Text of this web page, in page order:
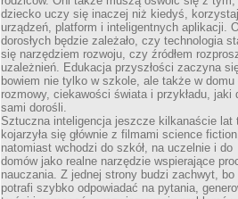
dziecko uczy się inaczej niż kiedyś,
urządzeń, platform i inteligentnych aplikacji.
dorosłych będzie zależało, czy technologia
się narzędziem rozwoju, czy źródłem
uzależnień. Edukacja przyszłości zaczyna
bowiem nie tylko w szkole, ale także w domu
rozmowy, ciekawości świata i przykładu, jaki
sami dorośli.
Sztuczna inteligencja jeszcze kilkanaście lat
kojarzyła się głównie z filmami science
natomiast wchodzi do szkół, na uczelnie i do
domów jako realne narzędzie wspierające
nauczania. Z jednej strony budzi zachwyt, bo
potrafi szybko odpowiadać na pytania,